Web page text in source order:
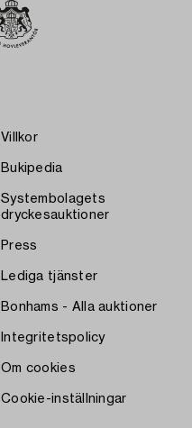
Villkor
Bukipedia
Systembolagets
dryckesauktioner
Press
Lediga tjänster
Bonhams - Alla auktioner
Integritetspolicy
Om cookies
Cookie-inställningar